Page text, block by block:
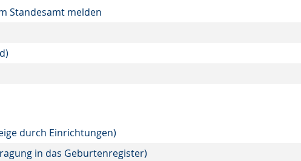
Standesamt melden
durch Einrichtungen)
in das Geburtenregister)